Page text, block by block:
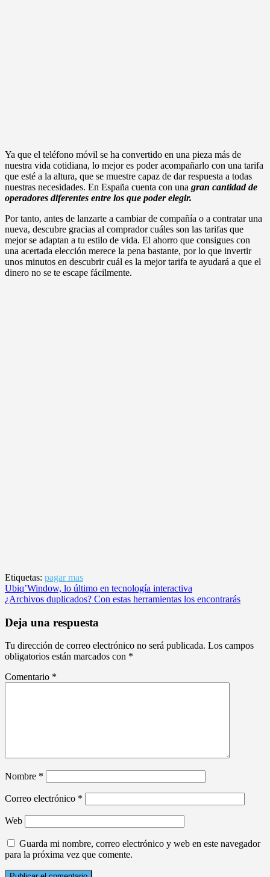
Ya que el teléfono móvil se ha convertido en una pieza más de
nuestra vida cotidiana, lo mejor es poder acompañarlo con una tarifa
que esté a la altura, que se muestre capaz de dar respuesta a todas
nuestras necesidades. En España cuenta con una gran cantidad de
operadores diferentes entre los que poder elegir.
Por tanto, antes de lanzarte a cambiar de compañía o a contratar una
nueva, descubre gracias al comprador cuáles son las tarifas que
mejor se adaptan a tu estilo de vida. El ahorro que consigues con
una acertada elección merece la pena bastante, por lo que invertir
unos minutos en descubrir cuál es la mejor tarifa te ayudará a que el
dinero no se te escape fácilmente.
Etiquetas: pagar mas
Navegación
de
entradas
Ubiq’Window, lo último en tecnología interactiva
¿Archivos duplicados? Con estas herramientas los encontrarás
Deja una respuesta
Tu dirección de correo electrónico no será publicada. Los campos
obligatorios están marcados con *
Comentario *
Nombre *
Correo electrónico *
Web
Guarda mi nombre, correo electrónico y web en este navegador
para la próxima vez que comente.